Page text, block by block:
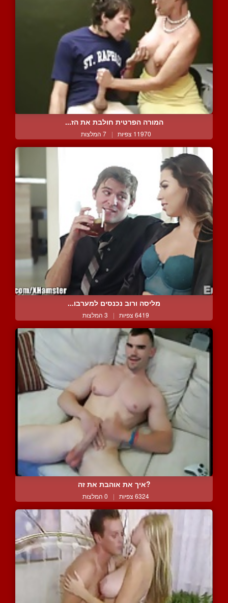
המורה הפרטית חולבת את הז...
11970 צפיות | 7 המלצות
מליסה ורוב נכנסים למערבו...
6419 צפיות | 3 המלצות
?איך את אוהבת את זה
6324 צפיות | 0 המלצות